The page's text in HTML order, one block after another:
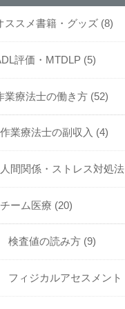
ススメ書籍・グッズ (8)
評価・MTDLP (5)
業療法士の働き方 (52)
作業療法士の副収入 (4)
人間関係・ストレス対処法
チーム医療 (20)
検査値の読み方 (9)
フィジカルアセスメント